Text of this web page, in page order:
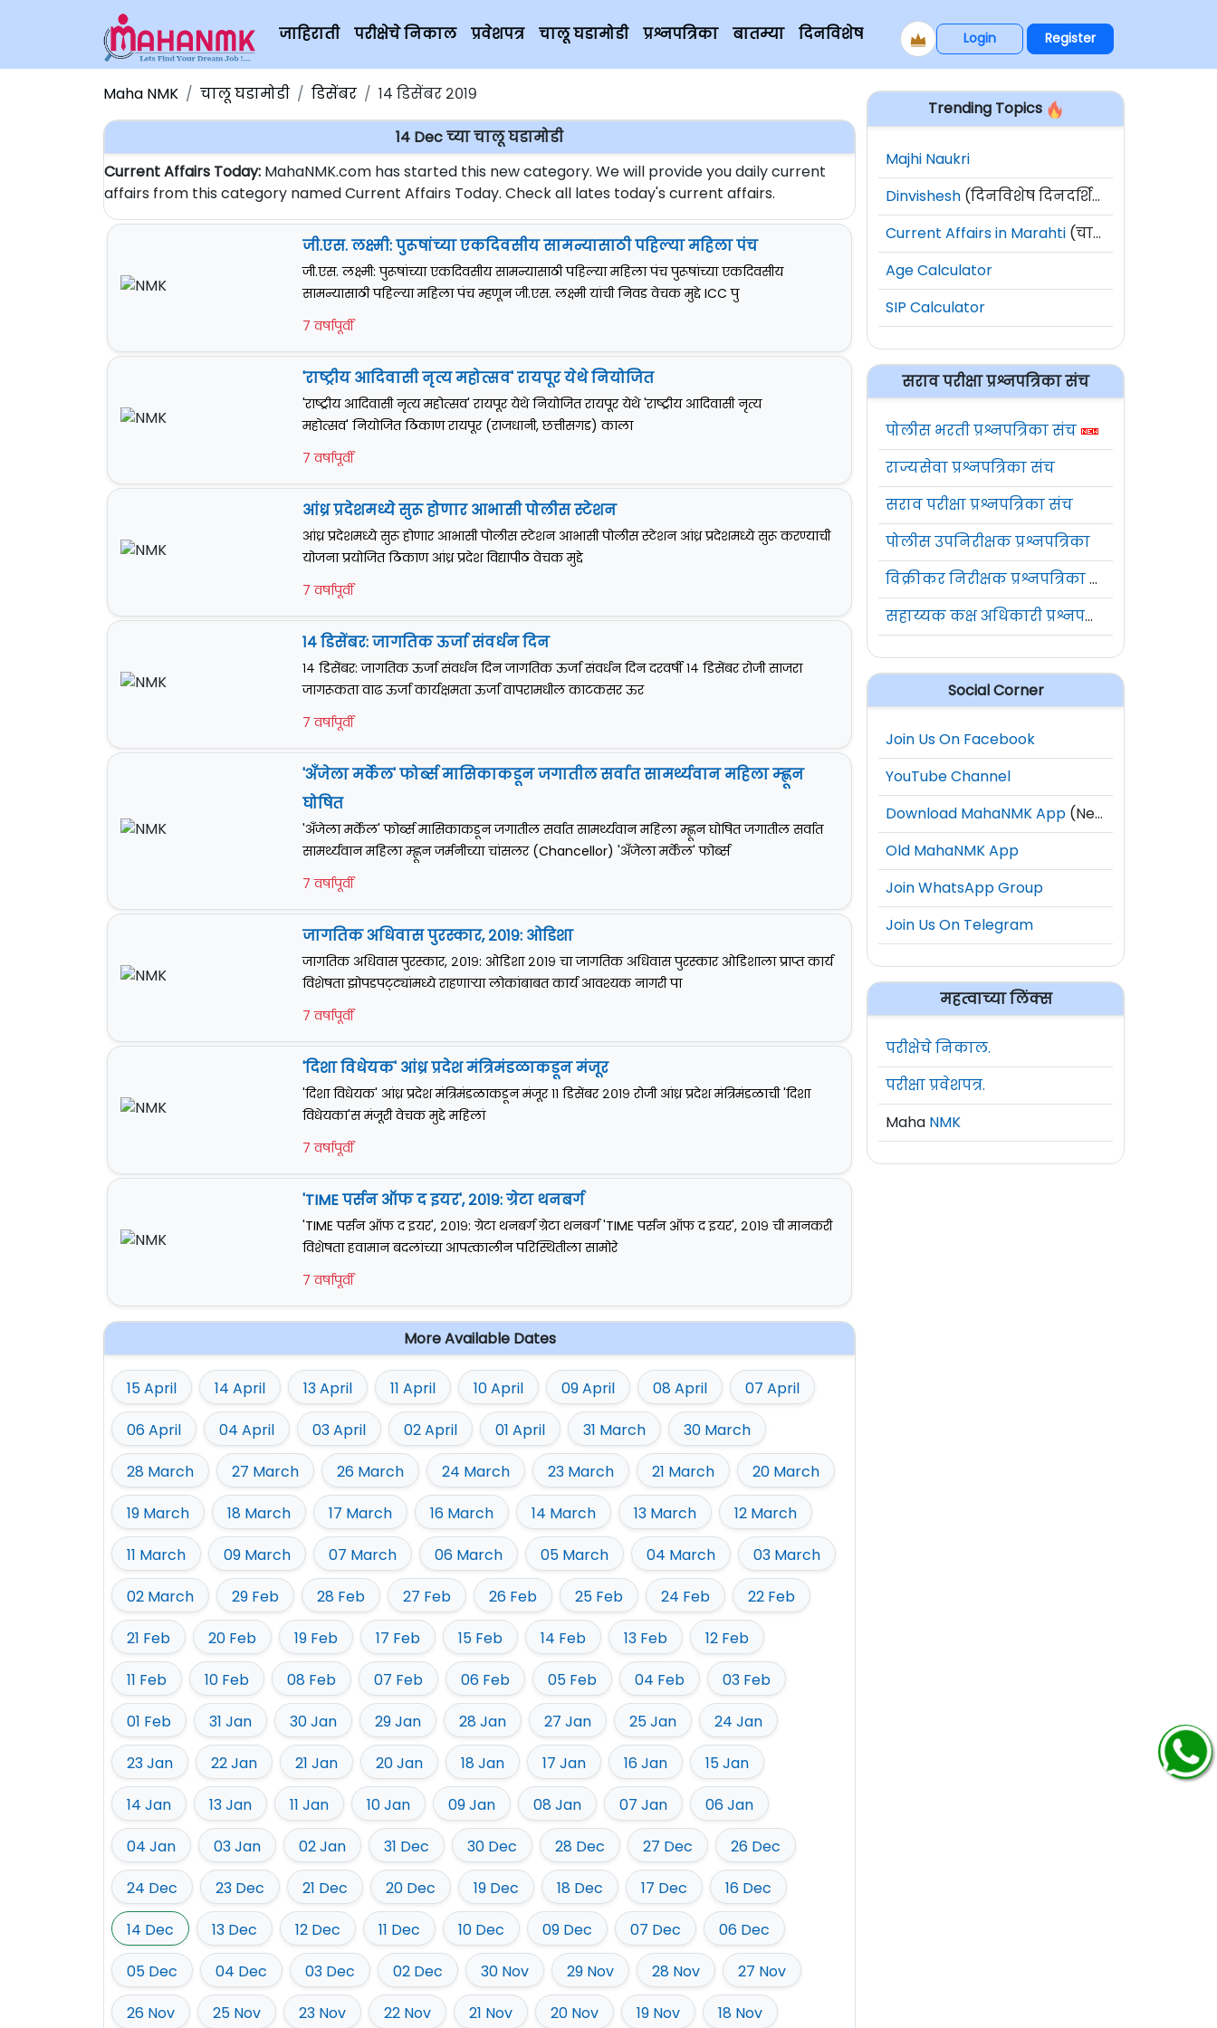
जाहिराती परीक्षेचे निकाल प्रवेशपत्र चालू घडामोडी प्रश्नपत्रिका बातम्या दिनविशेष Login Register
Maha NMK चालू घडामोडी डिसेंबर १४ डिसेंबर २०१९
14 Dec च्या चालू घडामोडी
Current Affairs Today: MahaNMK.com has started this new category. We will provide you daily current
affairs from this category named Current Affairs Today. Check all lates today's current affairs.
जी.एस. लक्ष्मी: पुरूषांच्या एकदिवसीय सामन्यासाठी पहिल्या महिला पंच
जी.एस. लक्ष्मी: पुरूषांच्या एकदिवसीय सामन्यासाठी पहिल्या महिला पंच पुरूषांच्या एकदिवसीय
सामन्यासाठी पहिल्या महिला पंच म्हणून जी.एस. लक्ष्मी यांची निवड वेचक मुद्दे ICC पु
7 वर्षापूर्वी
'राष्ट्रीय आदिवासी नृत्य महोत्सव' रायपूर येथे नियोजित
'राष्ट्रीय आदिवासी नृत्य महोत्सव' रायपूर येथे नियोजित रायपूर येथे 'राष्ट्रीय आदिवासी नृत्य
महोत्सव' नियोजित ठिकाण रायपूर (राजधानी, छत्तीसगड) काला
7 वर्षापूर्वी
आंध्र प्रदेशमध्ये सुरू होणार आभासी पोलीस स्टेशन
आंध्र प्रदेशमध्ये सुरू होणार आभासी पोलीस स्टेशन आभासी पोलीस स्टेशन आंध्र प्रदेशमध्ये सुरू करण्याची
योजना प्रयोजित ठिकाण आंध्र प्रदेश विद्यापीठ वेचक मुद्दे
7 वर्षापूर्वी
१४ डिसेंबर: जागतिक ऊर्जा संवर्धन दिन
१४ डिसेंबर: जागतिक ऊर्जा संवर्धन दिन जागतिक ऊर्जा संवर्धन दिन दरवर्षी १४ डिसेंबर रोजी साजरा
जागरूकता वाढ ऊर्जा कार्यक्षमता ऊर्जा वापरामधील काटकसर ऊर
7 वर्षापूर्वी
'अँजेला मर्केल' फोर्ब्स मासिकाकडून जगातील सर्वात सामर्थ्यवान महिला म्ह्णून
घोषित
'अँजेला मर्केल' फोर्ब्स मासिकाकडून जगातील सर्वात सामर्थ्यवान महिला म्ह्णून घोषित जगातील सर्वात
सामर्थ्यवान महिला म्ह्णून जर्मनीच्या चांसलर (Chancellor) 'अँजेला मर्केल' फोर्ब्स
7 वर्षापूर्वी
जागतिक अधिवास पुरस्कार, २०१९: ओडिशा
जागतिक अधिवास पुरस्कार, २०१९: ओडिशा २०१९ चा जागतिक अधिवास पुरस्कार ओडिशाला प्राप्त कार्य
विशेषता झोपडपट्ट्यांमध्ये राहणाऱ्या लोकांबाबत कार्य आवश्यक नागरी पा
7 वर्षापूर्वी
'दिशा विधेयक' आंध्र प्रदेश मंत्रिमंडळाकडून मंजूर
'दिशा विधेयक' आंध्र प्रदेश मंत्रिमंडळाकडून मंजूर ११ डिसेंबर २०१९ रोजी आंध्र प्रदेश मंत्रिमंडळाची 'दिशा
विधेयका'स मंजूरी वेचक मुद्दे महिलां
7 वर्षापूर्वी
'TIME पर्सन ऑफ द इयर', २०१९: ग्रेटा थनबर्ग
'TIME पर्सन ऑफ द इयर', २०१९: ग्रेटा थनबर्ग ग्रेटा थनबर्ग 'TIME पर्सन ऑफ द इयर', २०१९ ची मानकरी
विशेषता हवामान बदलांच्या आपत्कालीन परिस्थितीला सामोरे
7 वर्षापूर्वी
More Available Dates
15 April 14 April 13 April 11 April 10 April 09 April 08 April
07 April
06 April
04 April 03 April 02 April 01 April 31 March
30 March
28 March
27 March 26 March 24 March 23 March 21 March
20 March
19 March
18 March 17 March 16 March 14 March 13 March
12 March
11 March
09 March 07 March 06 March 05 March 04 March
03 March
02 March
29 Feb 28 Feb 27 Feb 26 Feb 25 Feb 24 Feb
22 Feb
21 Feb
20 Feb 19 Feb 17 Feb 15 Feb 14 Feb 13 Feb
12 Feb
11 Feb
10 Feb 08 Feb 07 Feb 06 Feb 05 Feb 04 Feb
03 Feb
01 Feb
31 Jan 30 Jan 29 Jan 28 Jan 27 Jan 25 Jan
24 Jan
23 Jan
22 Jan 21 Jan 20 Jan 18 Jan 17 Jan 16 Jan
15 Jan
14 Jan
13 Jan 11 Jan 10 Jan 09 Jan 08 Jan 07 Jan
06 Jan
04 Jan
03 Jan 02 Jan 31 Dec 30 Dec 28 Dec 27 Dec
26 Dec
24 Dec
23 Dec 21 Dec 20 Dec 19 Dec 18 Dec 17 Dec
16 Dec
14 Dec
13 Dec 12 Dec 11 Dec 10 Dec 09 Dec 07 Dec
06 Dec
05 Dec
04 Dec 03 Dec 02 Dec 30 Nov 29 Nov 28 Nov
27 Nov
26 Nov
25 Nov 23 Nov 22 Nov 21 Nov 20 Nov 19 Nov 18 Nov
Trending Topics
Majhi Naukri
Dinvishesh (दिनविशेष दिनदर्शिका)
Current Affairs in Marahti (चालू घडामोडी)
Age Calculator
SIP Calculator
सराव परीक्षा प्रश्नपत्रिका संच
पोलीस भरती प्रश्नपत्रिका संच
राज्यसेवा प्रश्नपत्रिका संच
सराव परीक्षा प्रश्नपत्रिका संच
पोलीस उपनिरीक्षक प्रश्नपत्रिका
विक्रीकर निरीक्षक प्रश्नपत्रिका संच
सहाय्यक कक्ष अधिकारी प्रश्नपत्रिका संच
Social Corner
Join Us On Facebook
YouTube Channel
Download MahaNMK App (New)
Old MahaNMK App
Join WhatsApp Group
Join Us On Telegram
महत्वाच्या लिंक्स
परीक्षेचे निकाल.
परीक्षा प्रवेशपत्र.
Maha NMK